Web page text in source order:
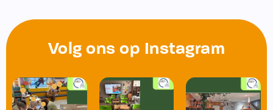
Volg ons op Instagram